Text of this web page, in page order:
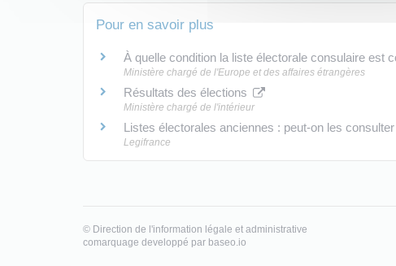
Pour en savoir plus
À quelle condition la liste électorale consulaire est
Ministère chargé de l'Europe et des affaires étrangères
Résultats des élections
Ministère chargé de l'intérieur
Listes électorales anciennes : peut-on les
Legifrance
© Direction de l'information légale et administrative
comarquage developpé par baseo.io